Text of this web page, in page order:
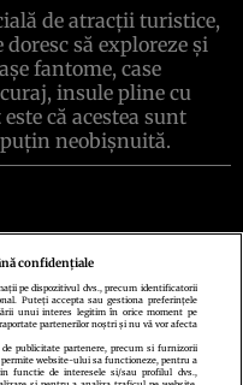
de atracţii turistice,
să exploreze şi
fantome, case
insule pline cu
că acestea sunt
neobişnuită.
cookiesTermeni şi condiţii
Setări Cookies
confidențiale
pe dispozitivul dvs., precum identificatorii
Puteți accepta sau gestiona preferințele
unui interes legitim în orice moment pe
partenerilor noștri și nu vă vor afecta
publicitate partenere, precum si furnizorii
website-ului sa functioneze, pentru a
functie de interesele si/sau profilul dvs.,